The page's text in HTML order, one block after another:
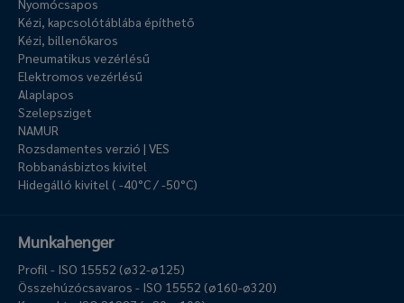
Nyomócsapos
Kézi, kapcsolótáblába építhető
Kézi, billenőkaros
Pneumatikus vezérlésű
Elektromos vezérlésű
Alaplapos
Szelepsziget
NAMUR
Rozsdamentes verzió | VES
Robbanásbiztos kivitel
Hidegálló kivitel ( -40°C / -50°C)
Munkahenger
Profil - ISO 15552 (ø32-ø125)
Összehúzócsavaros - ISO 15552 (ø160-ø320)